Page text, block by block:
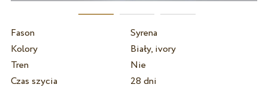
Fason
Syrena
Kolory
Biały, ivory
Tren
Nie
Czas szycia
28 dni